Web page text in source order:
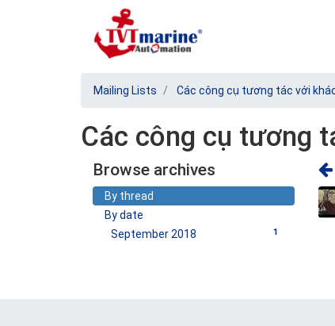
Mailing Lists Các công cụ tương tác với
Các công cụ tương
Browse archives
By thread
By date
September 2018
1